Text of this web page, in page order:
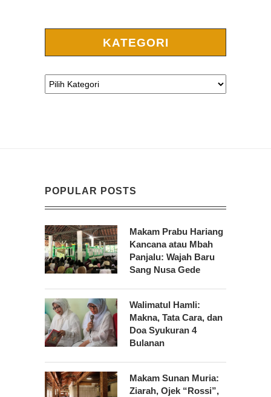
KATEGORI
POPULAR POSTS
Makam Prabu Hariang
Kancana atau Mbah
Panjalu: Wajah Baru
Sang Nusa Gede
Walimatul Hamli:
Makna, Tata Cara, dan
Doa Syukuran 4
Bulanan
Makam Sunan Muria:
Ziarah, Ojek “Rossi”,